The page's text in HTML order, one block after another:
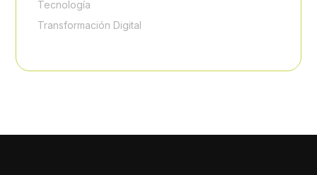
Tecnología
Transformación Digital